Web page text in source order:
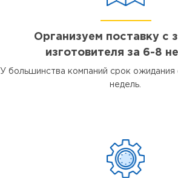
Организуем поставку с
изготовителя за 6-8
У большинства компаний срок ожидания
недель.